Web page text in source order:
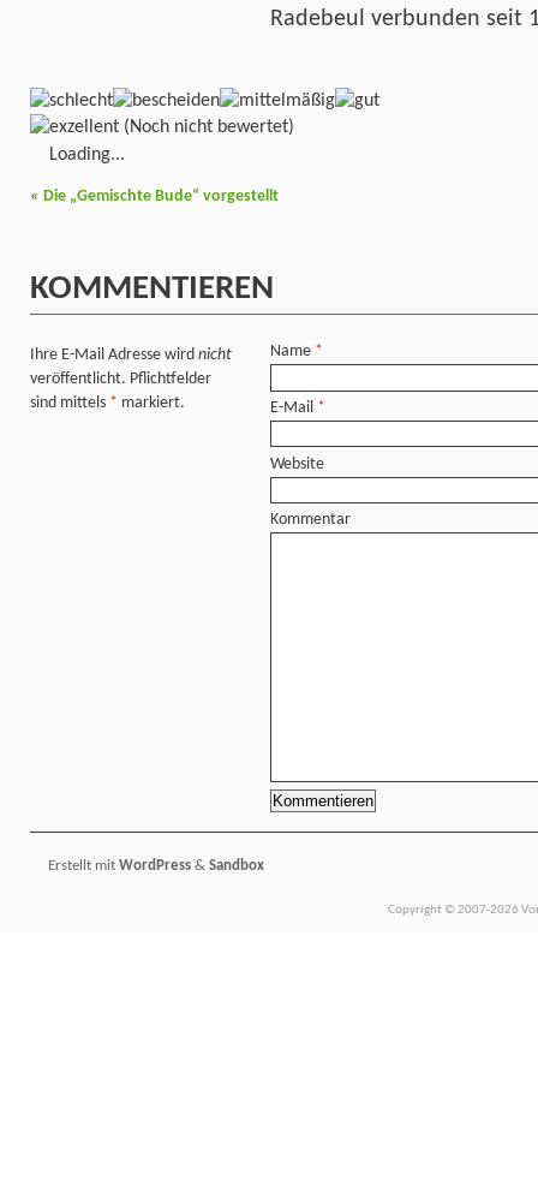
Radebeul verbunden seit
(Noch nicht bewertet)
Loading...
« Die „Gemischte Bude“ vorgestellt
KOMMENTIEREN
Ihre E-Mail Adresse wird nicht
veröffentlicht. Pflichtfelder
sind mittels * markiert.
Name *
E-Mail *
Website
Kommentar
Erstellt mit WordPress & Sandbox
Copyright © 2007-2026